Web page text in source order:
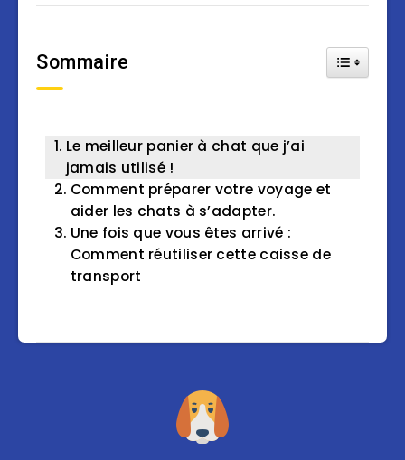
Sommaire Toggle
Le meilleur panier à chat que j’ai
jamais utilisé !
Comment préparer votre voyage et
aider les chats à s’adapter.
Une fois que vous êtes arrivé :
Comment réutiliser cette caisse de
transport